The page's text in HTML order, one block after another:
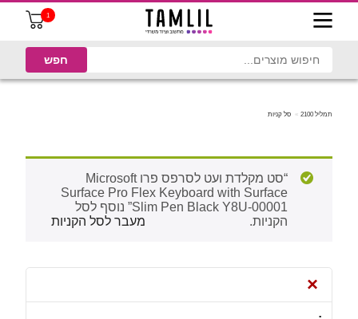
1
תמליל 2100 סל קניות
“סט מקלדת ועט לסרפס פרו Microsoft
Surface Pro Flex Keyboard with Surface
Slim Pen Black Y8U-00001” נוסף לסל
הקניות.
מעבר לסל הקניות
×